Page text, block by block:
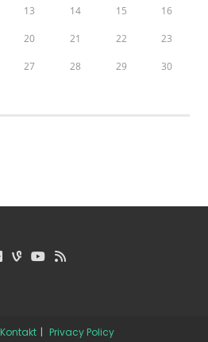
13 14 15 16
20 21 22 23
27 28 29 30
Kontakt Privacy Policy